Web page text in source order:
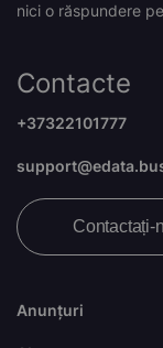
nici o răspundere
Anunțuri
Contacte
+37322101777
Contactați-